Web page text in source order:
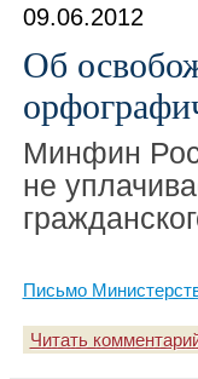
09.06.2012
Об
Минфин
не
Письмо
Читать